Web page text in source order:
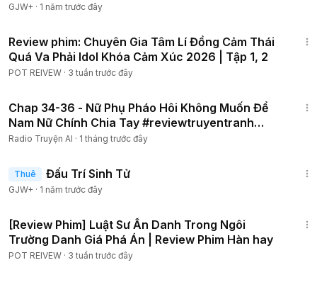
GJW+ · 1 năm trước đây
Review phim: Chuyên Gia Tâm Lí Đồng Cảm Thái
Quá Va Phải Idol Khóa Cảm Xúc 2026 | Tập 1, 2
POT REIVEW · 3 tuần trước đây
Chap 34-36 - Nữ Phụ Pháo Hôi Không Muốn Để
Nam Nữ Chính Chia Tay #reviewtruyentranh
#truyệnmới
Radio Truyện AI · 1 tháng trước đây
Thuê Đấu Trí Sinh Tử
GJW+ · 1 năm trước đây
[Review Phim] Luật Sư Ẩn Danh Trong Ngôi
Trường Danh Giá Phá Án | Review Phim Hàn hay
POT REIVEW · 3 tuần trước đây